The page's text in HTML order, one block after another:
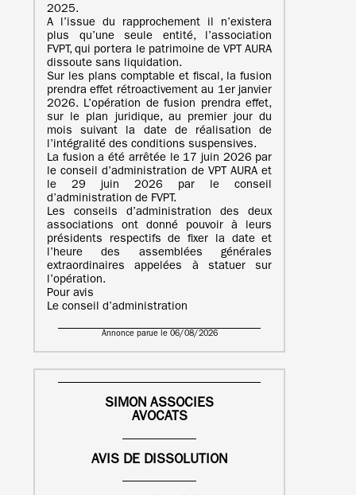
2025.
A l’issue du rapprochement il n’existera
plus qu’une seule entité, l’association
FVPT, qui portera le patrimoine de VPT AURA
dissoute sans liquidation.
Sur les plans comptable et fiscal, la fusion
prendra effet rétroactivement au 1er janvier
2026. L’opération de fusion prendra effet,
sur le plan juridique, au premier jour du
mois suivant la date de réalisation de
l’intégralité des conditions suspensives.
La fusion a été arrêtée le 17 juin 2026 par
le conseil d’administration de VPT AURA et
le 29 juin 2026 par le conseil
d’administration de FVPT.
Les conseils d’administration des deux
associations ont donné pouvoir à leurs
présidents respectifs de fixer la date et
l’heure des assemblées générales
extraordinaires appelées à statuer sur
l’opération.
Pour avis
Le conseil d’administration
Annonce parue le 06/08/2026
SIMON ASSOCIES
AVOCATS
AVIS DE DISSOLUTION